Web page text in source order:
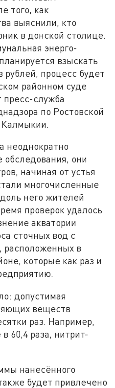
того, как
выяснили, кто
в донской столице.
энерго-
взыскать
процесс будет
районном суде
пресс-служба
по Ростовской
Калмыкии.
неоднократно
они
начиная от устья
многочисленные
него жителей
проверок удалось
акватории
сточных вод с
расположенных в
которые как раз и
допустимая
веществ
раз. Например,
60,4 раза, нитрит-
нанесённого
будет привлечено